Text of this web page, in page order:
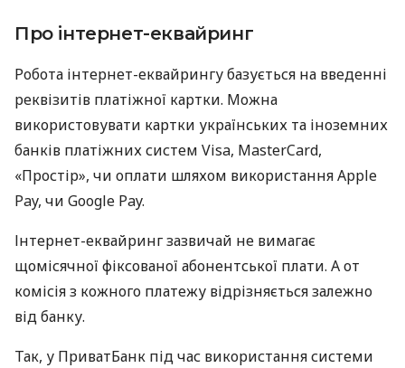
Про інтернет-еквайринг
Робота інтернет-еквайрингу базується на введенні
реквізитів платіжної картки. Можна
використовувати картки українських та іноземних
банків платіжних систем Visa, MasterCard,
«Простір», чи оплати шляхом використання Apple
Pay, чи Google Pay.
Інтернет-еквайринг зазвичай не вимагає
щомісячної фіксованої абонентської плати. А от
комісія з кожного платежу відрізняється залежно
від банку.
Так, у ПриватБанк під час використання системи